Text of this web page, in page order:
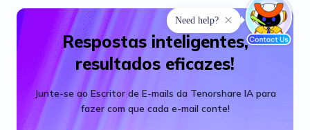
Respostas inteligentes,
resultados eficazes!
Junte-se ao Escritor de E-mails da Tenorshare IA para
fazer com que cada e-mail conte!